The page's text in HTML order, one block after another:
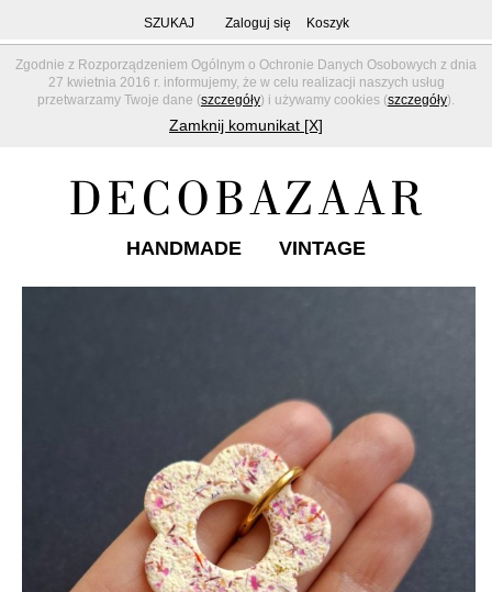
Zgodnie z Rozporządzeniem Ogólnym o Ochronie Danych Osobowych z dnia
27 kwietnia 2016 r. informujemy, że w celu realizacji naszych usług
przetwarzamy Twoje dane (szczegóły) i używamy cookies (szczegóły).
Zamknij komunikat [X]
SZUKAJ Zaloguj się Koszyk
HANDMADE VINTAGE